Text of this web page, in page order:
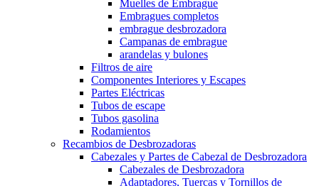
Muelles de Embrague
Embragues completos
embrague desbrozadora
Campanas de embrague
arandelas y bulones
Filtros de aire
Componentes Interiores y Escapes
Partes Eléctricas
Tubos de escape
Tubos gasolina
Rodamientos
Recambios de Desbrozadoras
Cabezales y Partes de Cabezal de Desbrozadora
Cabezales de Desbrozadora
Adaptadores, Tuercas y Tornillos de